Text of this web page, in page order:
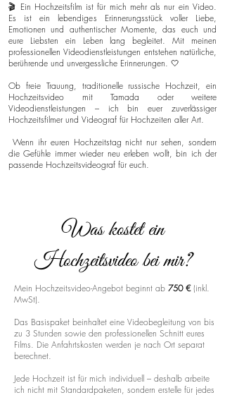
🎬 Ein Hochzeitsfilm ist für mich mehr als nur ein Video.
Es ist ein lebendiges Erinnerungsstück voller Liebe,
Emotionen und authentischer Momente, das euch und
eure Liebsten ein Leben lang begleitet. Mit meinen
professionellen Videodienstleistungen entstehen natürliche,
berührende und unvergessliche Erinnerungen. 🤍
Ob freie Trauung, traditionelle russische Hochzeit, ein
Hochzeitsvideo mit Tamada oder weitere
Videodienstleistungen – ich bin euer zuverlässiger
Hochzeitsfilmer und Videograf für Hochzeiten aller Art.
Wenn ihr euren Hochzeitstag nicht nur sehen, sondern
die Gefühle immer wieder neu erleben wollt, bin ich der
passende Hochzeitsvideograf für euch.
Was kostet ein
Hochzeitsvideo bei mir?
Mein Hochzeitsvideo-Angebot beginnt ab 750 € (inkl.
MwSt).
Das Basispaket beinhaltet eine Videobegleitung von bis
zu 3 Stunden sowie den professionellen Schnitt eures
Films. Die Anfahrtskosten werden je nach Ort separat
berechnet.
Jede Hochzeit ist für mich individuell – deshalb arbeite
ich nicht mit Standardpaketen, sondern erstelle für jedes